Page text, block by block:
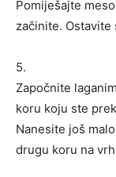
Pomiješajte
začinite. Ostavite
5.
Započnite
koru koju ste
Nanesite još
drugu koru na